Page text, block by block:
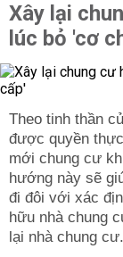
Xây lại
lúc bỏ 'cơ
Theo tinh thần
được quyền
mới chung cư
hướng này sẽ
đi đôi với xác
hữu nhà chung
lại nhà chung cư.